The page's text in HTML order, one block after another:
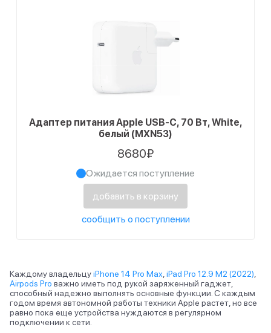
Адаптер питания Apple USB-C, 70 Вт, White,
белый (MXN53)
8680₽
Ожидается поступление
добавить в корзину
сообщить о поступлении
Каждому владельцуiPhone 14 Pro Max iPad Pro 12.9 M2 (2022)
Airpods Pro важно иметь под рукой заряженный гаджет,
способный надежно выполнять основные функции. С каждым
годом время автономной работы техники Apple растет, но все
равно пока еще устройства нуждаются в регулярном
подключении к сети.